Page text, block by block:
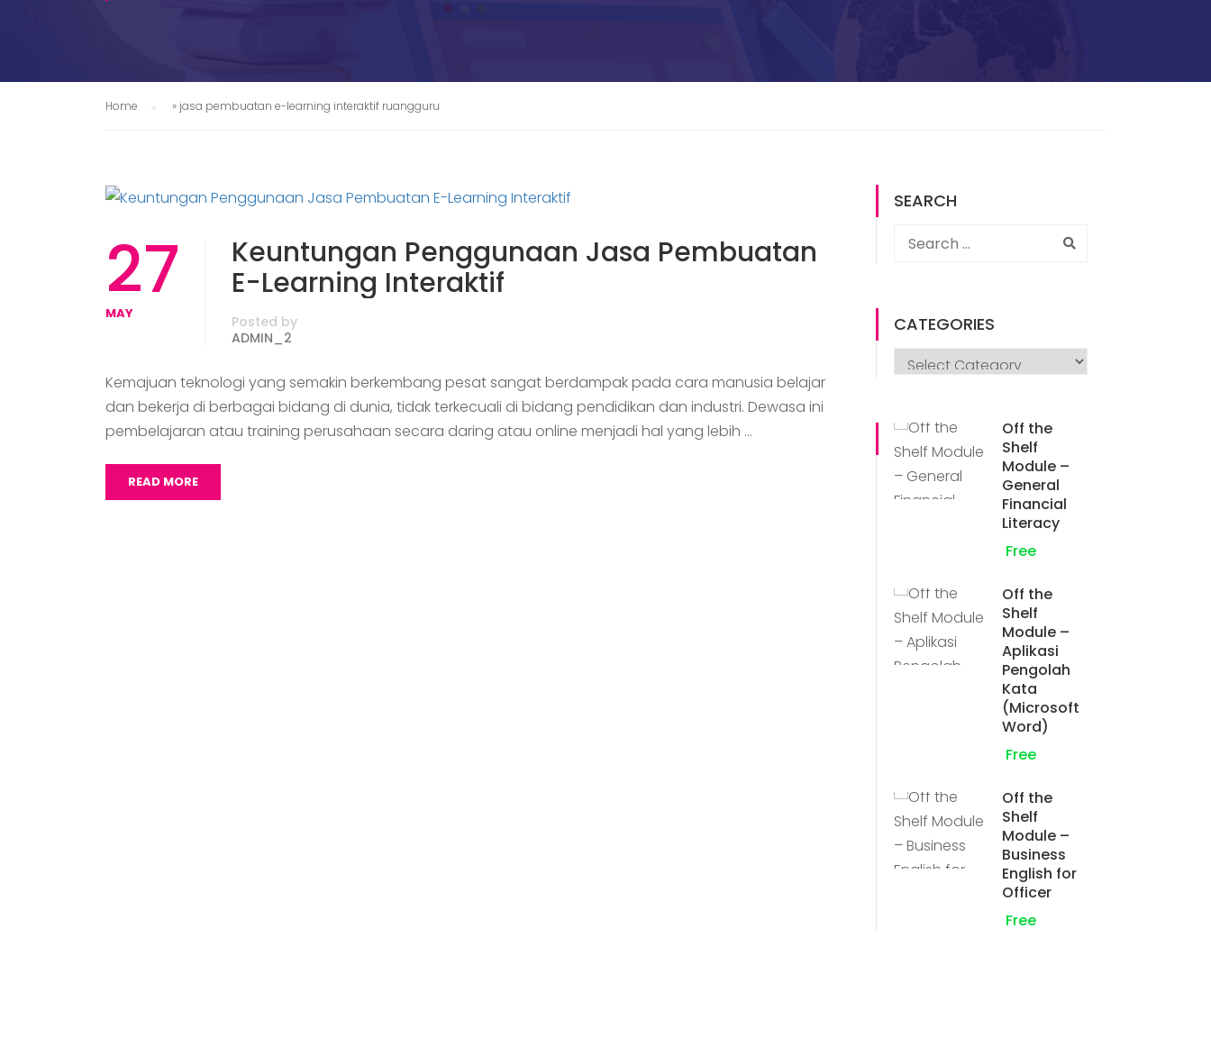
Home » jasa pembuatan e-learning interaktif ruangguru
27
MAY
Keuntungan Penggunaan Jasa Pembuatan
E-Learning Interaktif
Posted by
ADMIN_2
Kemajuan teknologi yang semakin berkembang pesat sangat berdampak pada cara manusia belajar
dan bekerja di berbagai bidang di dunia, tidak terkecuali di bidang pendidikan dan industri. Dewasa ini
pembelajaran atau training perusahaan secara daring atau online menjadi hal yang lebih …
READ MORE
SEARCH
CATEGORIES
Off the
Shelf
Module –
General
Financial
Literacy
Free
Off the
Shelf
Module –
Aplikasi
Pengolah
Kata
(Microsoft
Word)
Free
Off the
Shelf
Module –
Business
English for
Officer
Free